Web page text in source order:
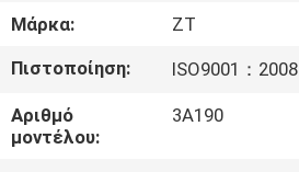
ΓΎΡΟΣ
ΕΡΓΟΣΤΑΣΊΩΝ
ΠΟΙΟΤΙΚΌΣ
Μάρκα:
ZT
Πιστοποίηση:
ISO9001：2008
Αριθμό
μοντέλου:
3A190